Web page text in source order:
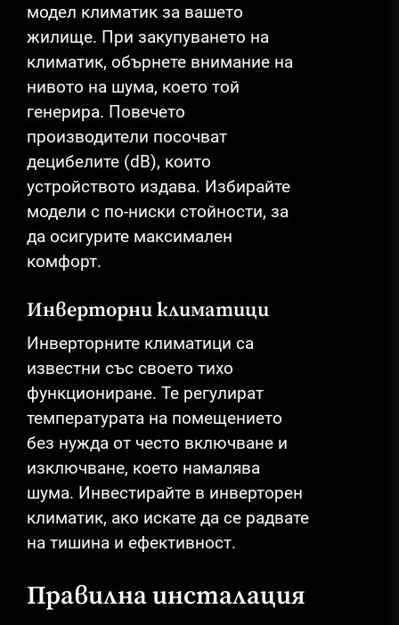
модел климатик за вашето
жилище. При закупуването на
климатик, обърнете внимание на
нивото на шума, което той
генерира. Повечето
производители посочват
децибелите (dB), които
устройството издава. Избирайте
модели с по-ниски стойности, за
да осигурите максимален
комфорт.
Инверторни климатици
Инверторните климатици са
известни със своето тихо
функциониране. Те регулират
температурата на помещението
без нужда от често включване и
изключване, което намалява
шума. Инвестирайте в инверторен
климатик, ако искате да се радвате
на тишина и ефективност.
Правилна инсталация